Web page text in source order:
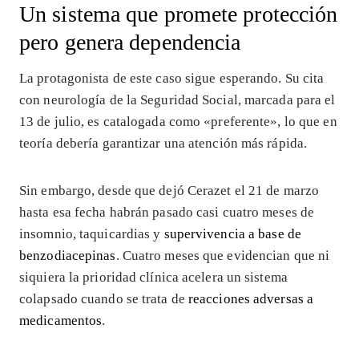
Un sistema que promete protección
pero genera dependencia
La protagonista de este caso sigue esperando. Su cita
con neurología de la Seguridad Social, marcada para el
13 de julio, es catalogada como «preferente», lo que en
teoría debería garantizar una atención más rápida.
Sin embargo, desde que dejó Cerazet el 21 de marzo
hasta esa fecha habrán pasado casi cuatro meses de
insomnio, taquicardias y supervivencia a base de
benzodiacepinas. Cuatro meses que evidencian que ni
siquiera la prioridad clínica acelera un sistema
colapsado cuando se trata de reacciones adversas a
medicamentos.